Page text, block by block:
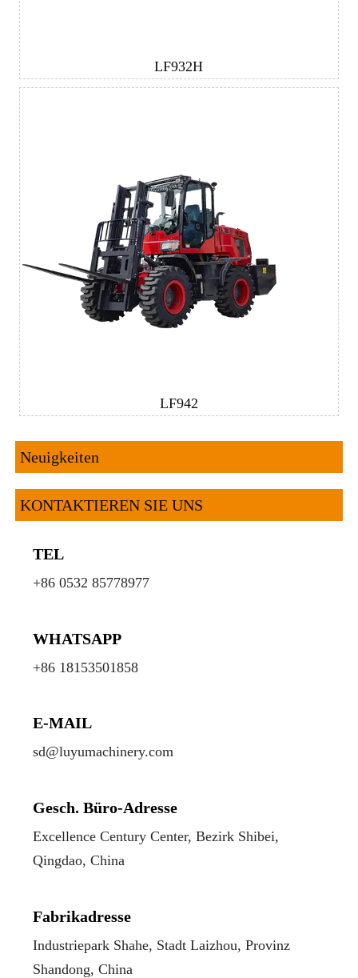
LF932H
LF942
Neuigkeiten
KONTAKTIEREN SIE UNS
TEL
+86 0532 85778977
WHATSAPP
+86 18153501858
E-MAIL
sd@luyumachinery.com
Gesch. Büro-Adresse
Excellence Century Center, Bezirk Shibei,
Qingdao, China
Fabrikadresse
Industriepark Shahe, Stadt Laizhou, Provinz
Shandong, China